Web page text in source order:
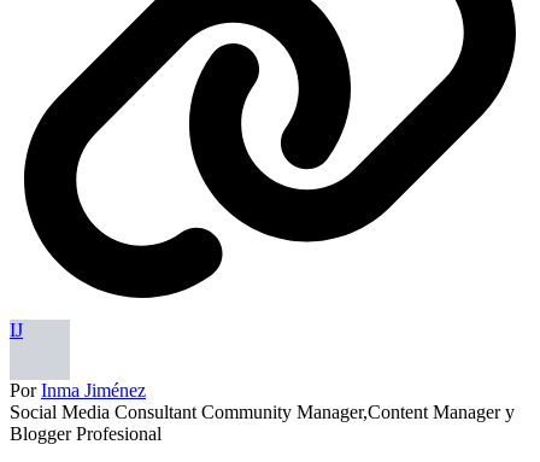
IJ
PorInma Jiménez
Social Media Consultant Community Manager,Content Manager y
Blogger Profesional